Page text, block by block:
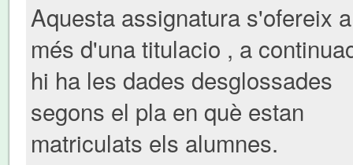
Aquesta assignatura s'ofereix a
més d'una titulacio , a
hi ha les dades desglossades
segons el pla en què estan
matriculats els alumnes.